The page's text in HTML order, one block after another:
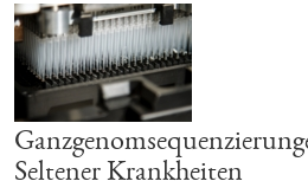
Seltener Krankheiten